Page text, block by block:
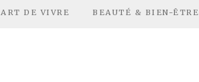
ART DE VIVRE BEAUTÉ & BIEN-ÊTRE